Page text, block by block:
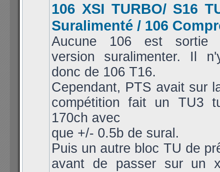
106 XSI TURBO/ S16
Suralimenté / 106
Aucune 106 est sortie
version suralimenter. Il
donc de 106 T16.
Cependant, PTS avait sur
compétition fait un TU3
170ch avec
que +/- 0.5b de sural.
Puis un autre bloc TU de
avant de passer sur un